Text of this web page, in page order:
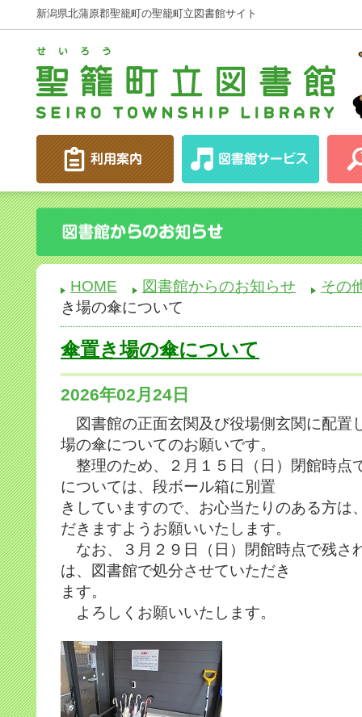
新潟県北蒲原郡聖籠町の聖籠町立図書館サイト
HOME 図書館からのお知らせ
その
き場の傘について
傘置き場の傘について
2026年02月24日
図書館の正面玄関及び役場側玄関に配置
場の傘についてのお願いです。
整理のため、２月１５日（日）閉館時点
については、段ボール箱に別置
きしていますので、お心当たりのある方は
だきますようお願いいたします。
なお、３月２９日（日）閉館時点で残さ
は、図書館で処分させていただき
ます。
よろしくお願いいたします。